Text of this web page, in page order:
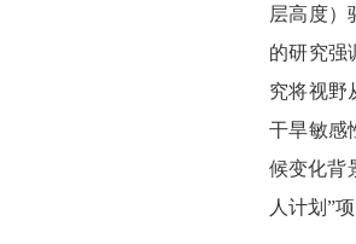
层高度）
的研究强
究将视野
干旱敏感
候变化背
人计划”